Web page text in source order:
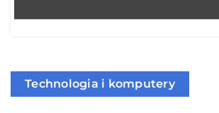
Technologia i komputery